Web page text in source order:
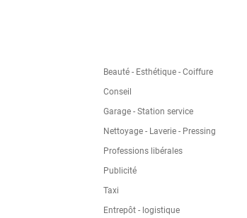
Beauté - Esthétique - Coiffure
Conseil
Garage - Station service
Nettoyage - Laverie - Pressing
Professions libérales
Publicité
Taxi
Entrepôt - logistique